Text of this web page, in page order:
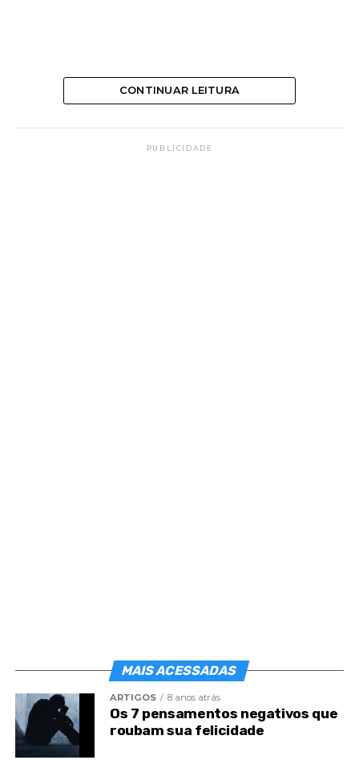
não está ouvindo as nossas preces. Mas a sucessão
dos acontecimentos não acontecem dessa maneira.
Nem sempre o que desejamos é o ideal para a
nossa vida naquele momento. Isso parece
CONTINUAR LEITURA
PUBLICIDADE
MAIS ACESSADAS
ARTIGOS 8 anos atrás
Os 7 pensamentos negativos que
roubam sua felicidade